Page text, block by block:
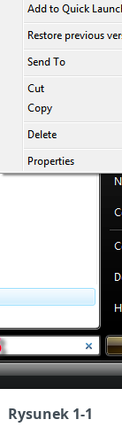
Rysunek 1-1